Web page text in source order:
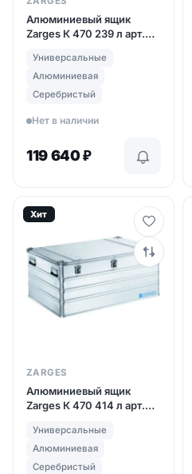
Алюминиевый ящик
Zarges К 470 239 л арт.
Универсальные
Алюминиевая
Серебристый
Нет в наличии
119 640₽
Хит
ZARGES
Алюминиевый ящик
Zarges К 470 414 л арт.
Универсальные
Алюминиевая
Серебристый